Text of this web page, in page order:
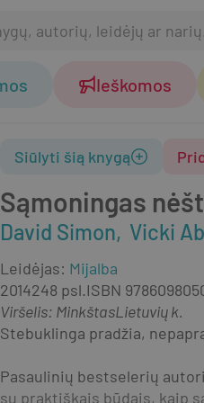
Ieškomos
Sąmoningas
David Simon Vicki
Siūlyti šią knygą
Leidėjas: Mijalba
2014248 psl.ISBN
Viršelis: MinkštasLietuvių k.
Stebuklinga pradžia,
Pasaulinių bestselerių
su praktiškais būdais, kaip